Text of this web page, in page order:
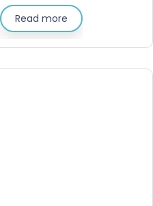
Read more